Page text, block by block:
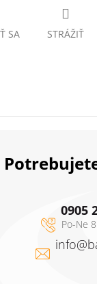
SA STRÁŽIŤ
info@
0905